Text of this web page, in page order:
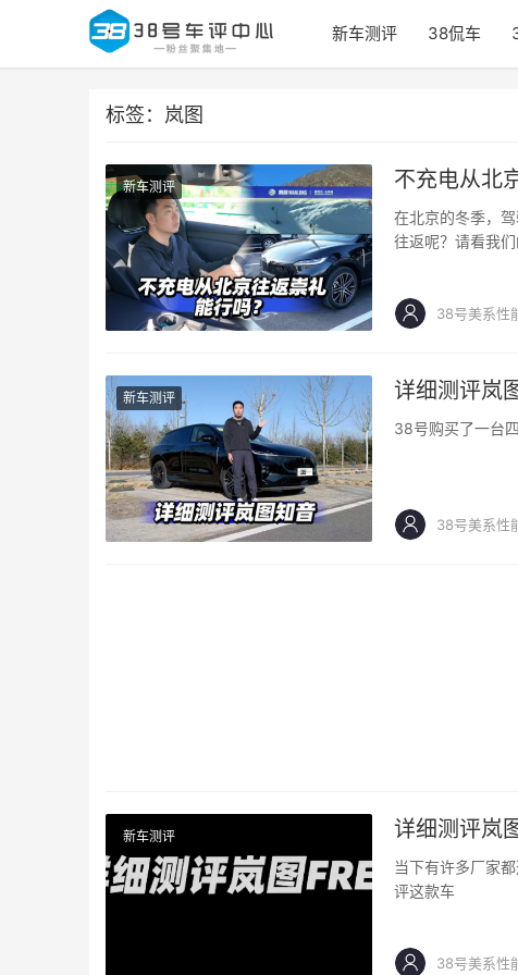
新车测评 38侃车
标签：岚图
新车测评 不充电从北
在北京的冬季，
往返呢？请看我
38号美系性
新车测评 详细测评岚
38号购买了一台
38号美系性
新车测评 详细测评岚
当下有许多厂家
评这款车
38号美系性